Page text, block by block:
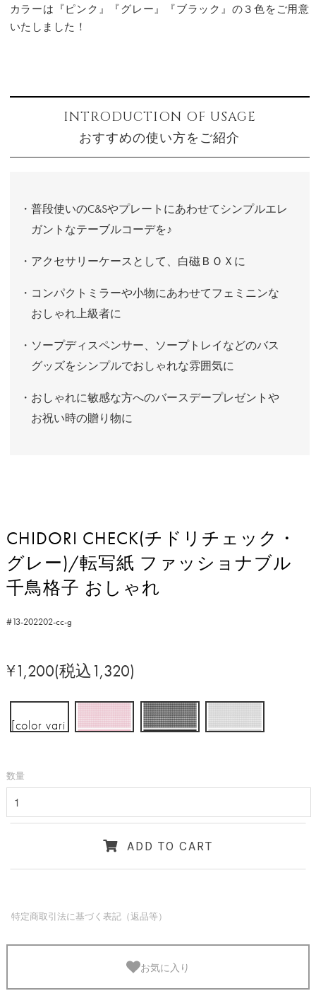
カラーは『ピンク』『グレー』『ブラック』の３色をご用意
いたしました！
INTRODUCTION OF USAGE
おすすめの使い方をご紹介
・普段使いのC&Sやプレートにあわせてシンプルエレ
ガントなテーブルコーデを♪
・アクセサリーケースとして、白磁ＢＯＸに
・コンパクトミラーや小物にあわせてフェミニンな
おしゃれ上級者に
・ソープディスペンサー、ソープトレイなどのバス
グッズをシンプルでおしゃれな雰囲気に
・おしゃれに敏感な方へのバースデープレゼントや
お祝い時の贈り物に
CHIDORI CHECK(チドリチェック・
グレー)/転写紙 ファッショナブル
千鳥格子 おしゃれ
#13-202202-cc-g
¥1,200(税込1,320)
[color vari
数量
ADD TO CART
特定商取引法に基づく表記（返品等）
お気に入り